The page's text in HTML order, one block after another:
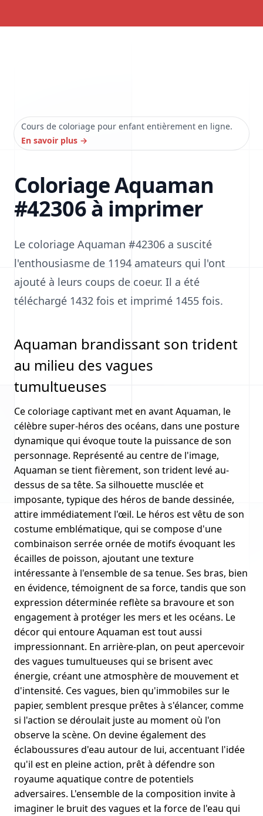
Cours de coloriage pour enfant entièrement en ligne.
En savoir plus →
Coloriage Aquaman
#42306 à imprimer
Le coloriage Aquaman #42306 a suscité
l'enthousiasme de 1194 amateurs qui l'ont
ajouté à leurs coups de coeur. Il a été
téléchargé 1432 fois et imprimé 1455 fois.
Aquaman brandissant son trident
au milieu des vagues
tumultueuses
Ce coloriage captivant met en avant Aquaman, le
célèbre super-héros des océans, dans une posture
dynamique qui évoque toute la puissance de son
personnage. Représenté au centre de l'image,
Aquaman se tient fièrement, son trident levé au-
dessus de sa tête. Sa silhouette musclée et
imposante, typique des héros de bande dessinée,
attire immédiatement l'œil. Le héros est vêtu de son
costume emblématique, qui se compose d'une
combinaison serrée ornée de motifs évoquant les
écailles de poisson, ajoutant une texture
intéressante à l'ensemble de sa tenue. Ses bras, bien
en évidence, témoignent de sa force, tandis que son
expression déterminée reflète sa bravoure et son
engagement à protéger les mers et les océans. Le
décor qui entoure Aquaman est tout aussi
impressionnant. En arrière-plan, on peut apercevoir
des vagues tumultueuses qui se brisent avec
énergie, créant une atmosphère de mouvement et
d'intensité. Ces vagues, bien qu'immobiles sur le
papier, semblent presque prêtes à s'élancer, comme
si l'action se déroulait juste au moment où l'on
observe la scène. On devine également des
éclaboussures d'eau autour de lui, accentuant l'idée
qu'il est en pleine action, prêt à défendre son
royaume aquatique contre de potentiels
adversaires. L'ensemble de la composition invite à
imaginer le bruit des vagues et la force de l'eau qui